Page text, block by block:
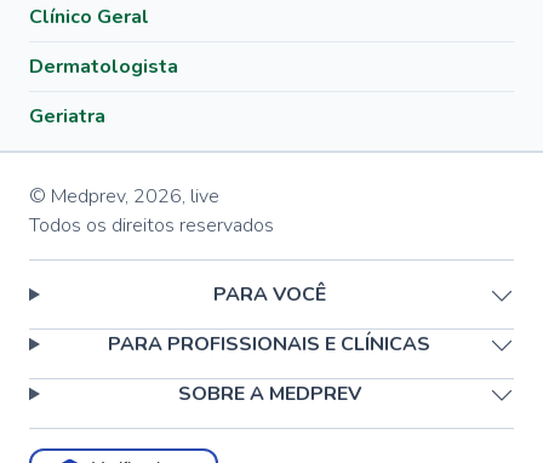
Clínico Geral
Dermatologista
Geriatra
© Medprev, 2026, live
Todos os direitos reservados
PARA VOCÊ
PARA PROFISSIONAIS E CLÍNICAS
SOBRE A MEDPREV